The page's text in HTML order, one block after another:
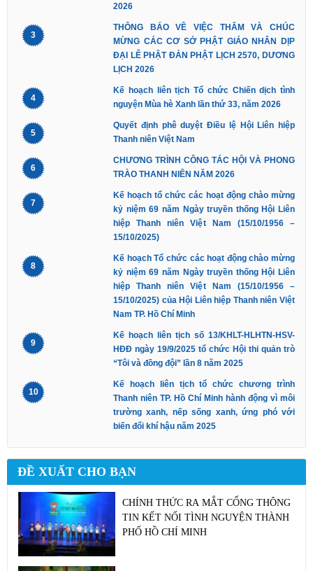
2026
3
THÔNG BÁO VỀ VIỆC THĂM VÀ CHÚC
MỪNG CÁC CƠ SỞ PHẬT GIÁO NHÂN DỊP
ĐẠI LỄ PHẬT ĐẢN PHẬT LỊCH 2570, DƯƠNG
LỊCH 2026
4
Kế hoạch liên tịch Tổ chức Chiến dịch tình
nguyện Mùa hè Xanh lần thứ 33, năm 2026
5
Quyết định phê duyệt Điều lệ Hội Liên hiệp
Thanh niên Việt Nam
6
CHƯƠNG TRÌNH CÔNG TÁC HỘI VÀ PHONG
TRÀO THANH NIÊN NĂM 2026
7
Kế hoạch tổ chức các hoạt động chào mừng
kỷ niệm 69 năm Ngày truyền thống Hội Liên
hiệp Thanh niên Việt Nam (15/10/1956 –
15/10/2025)
8
Kế hoạch Tổ chức các hoạt động chào mừng
kỷ niệm 69 năm Ngày truyền thống Hội Liên
hiệp Thanh niên Việt Nam (15/10/1956 –
15/10/2025) của Hội Liên hiệp Thanh niên Việt
Nam TP. Hồ Chí Minh
9
Kế hoạch liên tịch số 13/KHLT-HLHTN-HSV-
HĐĐ ngày 19/9/2025 tổ chức Hội thi quản trò
“Tôi và đồng đội” lần 8 năm 2025
10
Kế hoạch liên tịch tổ chức chương trình
Thanh niên TP. Hồ Chí Minh hành động vì môi
trường xanh, nếp sống xanh, ứng phó với
biến đổi khí hậu năm 2025
ĐỀ XUẤT CHO BẠN
CHÍNH THỨC RA MẮT CỔNG THÔNG
TIN KẾT NỐI TÌNH NGUYỆN THÀNH
PHỐ HỒ CHÍ MINH